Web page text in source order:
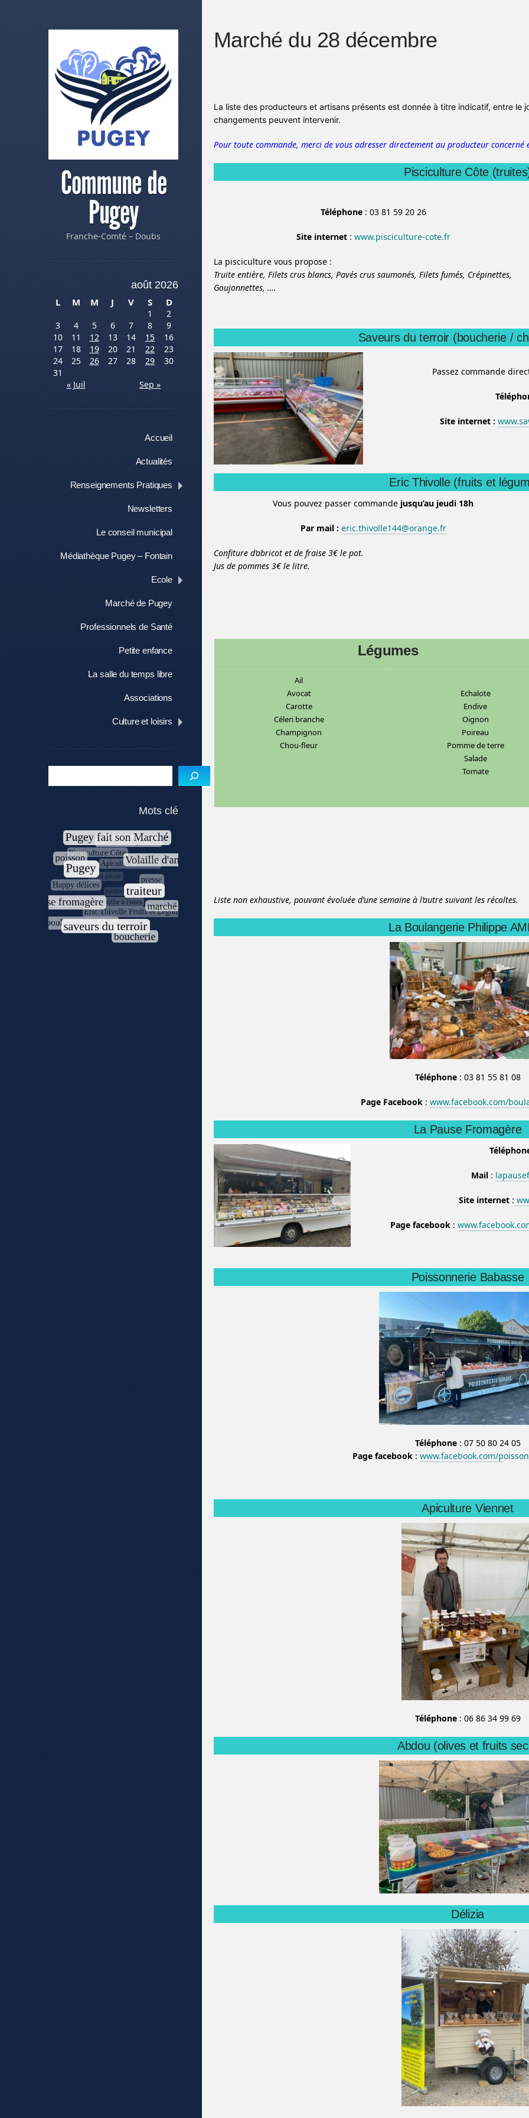
Commune de
Pugey
Franche-Comté – Doubs
août 2026
L
M M J V S D
1
2
3
4 5 6 7 8
9
10
11 12 13 14 15
16
17
18 19 20 21 22
23
24
25 26 27 28 29
30
31
« Juil
Sep »
Accueil
Actualités
Renseignements Pratiques
Newsletters
Le conseil municipal
Médiathèque Pugey – Fontain
Ecole
Marché de Pugey
Professionnels de Santé
Petite enfance
La salle du temps libre
Associations
Culture et loisirs
Marché du 28 décembre
La liste des producteurs et artisans présents est donnée à titre indicatif, entre le
changements peuvent intervenir.
Pour toute commande, merci de vous adresser directement au producteur concerné
Pisciculture Côte
Téléphone: 03 81 59 20 26
Site internet: www.pisciculture-cote.fr
La pisciculture vous propose :
Truite entière, Filets crus blancs, Pavés crus saumonés, Filets fumés, Crépinettes,
Goujonnettes, ….
Saveurs du terroir (boucherie /
Passez commande
Site internet :
Eric Thivolle (fruits et
Vous pouvez passer commande jusqu’au jeudi 18h
Par mail : eric.thivolle144@orange.fr
Légumes
Ail
Avocat
Carotte
Céleri branche
Champignon
Chou-fleur
Echalote
Endive
Oignon
Poireau
Pomme de terre
Salade
Tomate
Confiture d’abricot et de fraise 3€ le pot.
Jus de pommes 3€ le litre.
Liste non exhaustive, pouvant évoluée d’une semaine à l’autre suivant les récoltes.
La Boulangerie Philippe
Téléphone: 03 81 55 81 08
Page Facebook: www.facebook.com/
La Pause Fromagère
Mail:
Site internet:
Page facebook:
Poissonnerie Babasse
Téléphone: 07 50 80 24 05
Page facebook : www.facebook.com/p
Apiculture Viennet
Téléphone: 06 86 34 99 69
Abdou (olives et fruits
Délizia
Mots clé